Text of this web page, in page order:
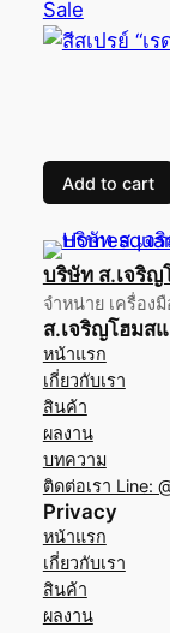
SaleProduct
on
Add to cart
บริษัท ส.เจริญ
จำหน่าย เครื่อง
ส.เจริญโฮมส
หน้าแรก
เกี่ยวกับเรา
สินค้า
ผลงาน
บทความ
ติดต่อเรา Line:
Privacy
หน้าแรก
เกี่ยวกับเรา
สินค้า
ผลงาน